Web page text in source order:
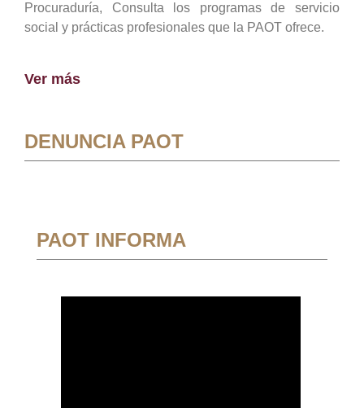
Procuraduría, Consulta los programas de servicio
social y prácticas profesionales que la PAOT ofrece.
Ver más
DENUNCIA PAOT
PAOT INFORMA